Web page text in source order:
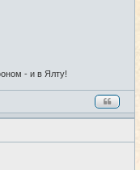
- и в Ялту!